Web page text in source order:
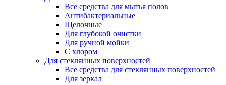
Все средства для мытья полов
Антибактериальные
Щелочные
Для глубокой очистки
Для ручной мойки
С хлором
Для стеклянных поверхностей
Все средства для стеклянных поверхностей
Для зеркал